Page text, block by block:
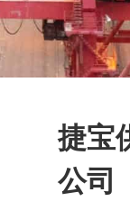
捷宝
公司